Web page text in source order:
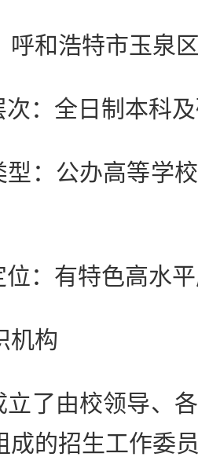
和浩特市玉泉区
全日制本科及
公办高等学校
有特色高水平
构
由校领导、各
成的招生工作委